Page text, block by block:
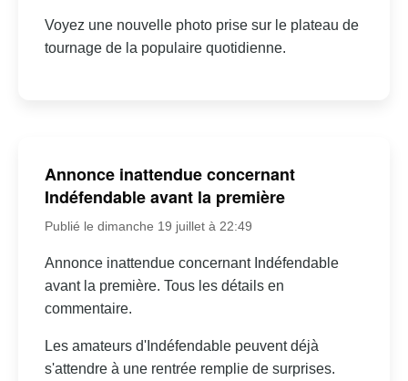
Voyez une nouvelle photo prise sur le plateau de
tournage de la populaire quotidienne.
Annonce inattendue concernant
Indéfendable avant la première
Publié le dimanche 19 juillet à 22:49
Annonce inattendue concernant Indéfendable
avant la première. Tous les détails en
commentaire.
Les amateurs d'Indéfendable peuvent déjà
s'attendre à une rentrée remplie de surprises.